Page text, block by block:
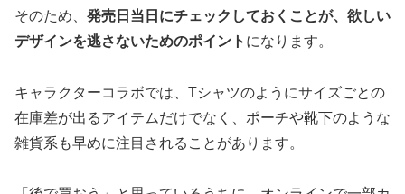
そのため、 発売日当日にチェックしておくことが、欲しい
デザインを逃さないためのポイント になります。
キャラクターコラボでは、Tシャツのようにサイズごとの
在庫差が出るアイテムだけでなく、ポーチや靴下のような
雑貨系も早めに注目されることがあります。